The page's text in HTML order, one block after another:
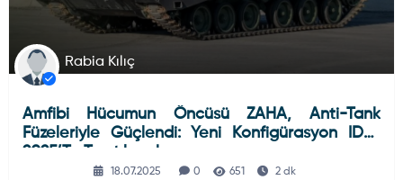
Rabia Kılıç
Amfibi Hücumun Öncüsü ZAHA, Anti-Tank
Füzeleriyle Güçlendi: Yeni Konfigürasyon IDEF
2025’te Tanıtılacak
18.07.2025 0 651 2 dk